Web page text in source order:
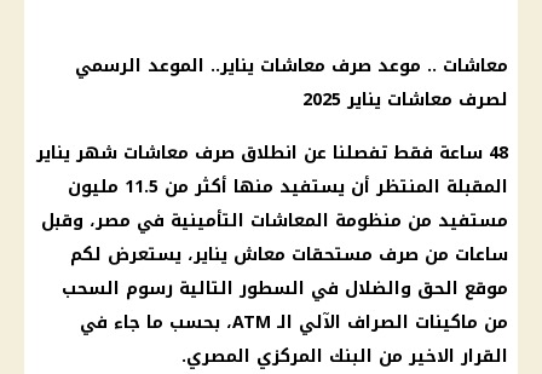
معاشات .. موعد صرف معاشات يناير.. الموعد الرسمي
لصرف معاشات يناير 2025
48 ساعة فقط تفصلنا عن انطلاق صرف
معاشات شهر يناير
المقبلة المنتظر أن يستفيد منها أكثر من 11.5 مليون
مستفيد من منظومة المعاشات التأمينية في مصر، وقبل
ساعات من صرف مستحقات معاش يناير، يستعرض لكم
موقع الحق والضلال في السطور التالية رسوم السحب
من ماكينات الصراف الآلي الـ ATM، بحسب ما جاء في
القرارالاخير من البنك المركزي المصري.